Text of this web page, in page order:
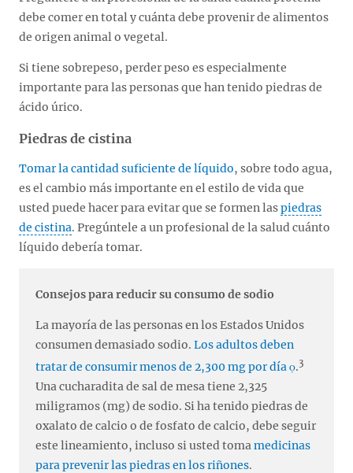
debe comer en total y cuánta debe provenir de alimentos
de origen animal o vegetal.
Si tiene sobrepeso, perder peso es especialmente
importante para las personas que han tenido piedras de
ácido úrico.
Piedras de cistina
Tomar la cantidad suficiente de líquido, sobre todo agua,
es el cambio más importante en el estilo de vida que
usted puede hacer para evitar que se formen laspiedras
de cistina. Pregúntele a un profesional de la salud cuánto
líquido debería tomar.
Consejos para reducir su consumo de sodio
La mayoría de las personas en los Estados Unidos
consumen demasiado sodio. Los adultos deben
tratar de consumir menos de 2,300 mg por día
.3
Una cucharadita de sal de mesa tiene 2,325
miligramos (mg) de sodio. Si ha tenido piedras de
oxalato de calcio o de fosfato de calcio, debe seguir
este lineamiento, incluso si usted tomamedicinas
para prevenir las piedras en los riñones.